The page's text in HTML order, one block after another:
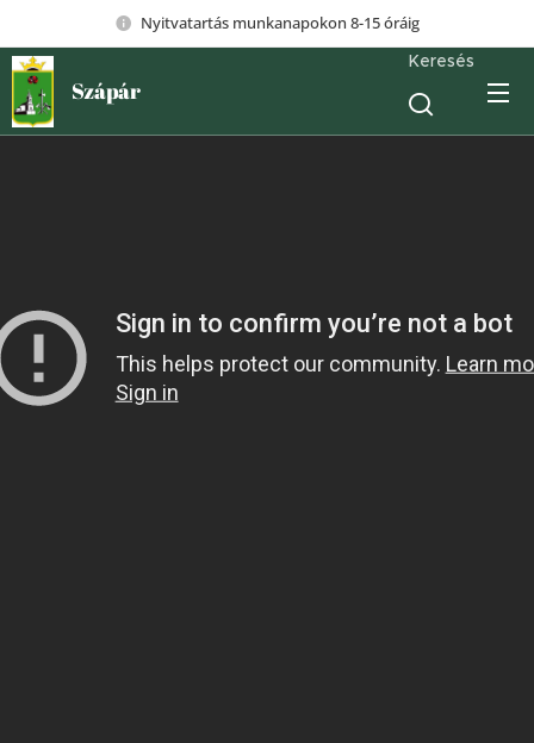
Nyitvatartás munkanapokon 8-15 óráig
Szápár
Keresés